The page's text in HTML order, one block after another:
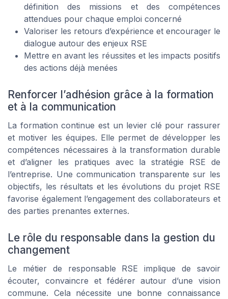
définition des missions et des compétences
attendues pour chaque emploi concerné
Valoriser les retours d’expérience et encourager le
dialogue autour des enjeux RSE
Mettre en avant les réussites et les impacts positifs
des actions déjà menées
Renforcer l’adhésion grâce à la formation
et à la communication
La formation continue est un levier clé pour rassurer
et motiver les équipes. Elle permet de développer les
compétences nécessaires à la transformation durable
et d’aligner les pratiques avec la stratégie RSE de
l’entreprise. Une communication transparente sur les
objectifs, les résultats et les évolutions du projet RSE
favorise également l’engagement des collaborateurs et
des parties prenantes externes.
Le rôle du responsable dans la gestion du
changement
Le métier de responsable RSE implique de savoir
écouter, convaincre et fédérer autour d’une vision
commune. Cela nécessite une bonne connaissance